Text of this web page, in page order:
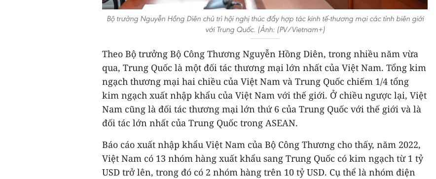
Bộ trưởng Nguyễn Hồng Diên chủ trì hội nghị thúc đẩy hợp tác kinh tế-thương mại các tỉnh biên giới
với Trung Quốc. (Ảnh: (PV/Vietnam+)
Theo Bộ trưởng Bộ Công Thương Nguyễn Hồng Diên, trong nhiều năm vừa
qua, Trung Quốc là một đối tác thương mại lớn nhất của Việt Nam. Tổng kim
ngạch thương mại hai chiều của Việt Nam và Trung Quốc chiếm 1/4 tổng
kim ngạch xuất nhập khẩu của Việt Nam với thế giới. Ở chiều ngược lại, Việt
Nam cũng là đối tác thương mại lớn thứ 6 của Trung Quốc với thế giới và là
đối tác lớn nhất của Trung Quốc trong ASEAN.
Báo cáo xuất nhập khẩu Việt Nam của Bộ Công Thương cho thấy, năm 2022,
Việt Nam có 13 nhóm hàng xuất khẩu sang Trung Quốc có kim ngạch từ 1 tỷ
USD trở lên, trong đó có 2 nhóm hàng trên 10 tỷ USD. Cụ thể là nhóm điện